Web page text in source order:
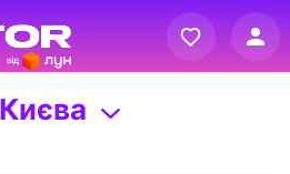
Вхід
Києва